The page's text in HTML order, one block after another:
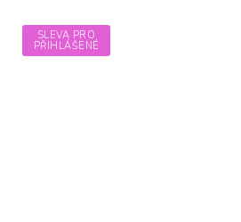
SLEVA PRO
PŘIHLÁŠENÉ